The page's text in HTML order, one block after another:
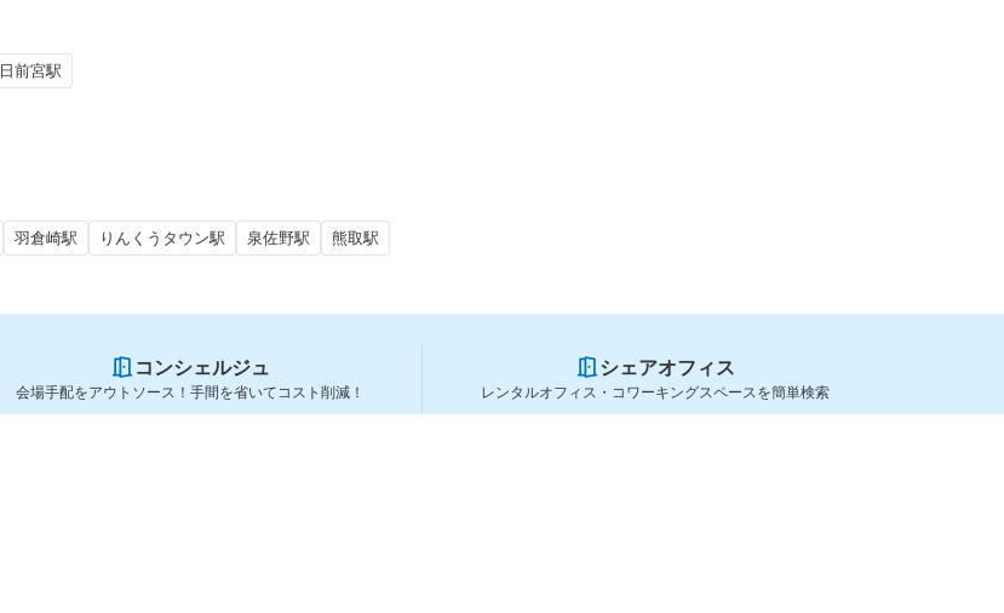
日前宮駅
羽倉崎駅 りんくうタウン駅 泉佐野駅 熊取駅
コンシェルジュ
会場手配をアウトソース！手間を省いてコスト削減！
シェアオフィス
レンタルオフィス・コワーキングスペースを簡単検索